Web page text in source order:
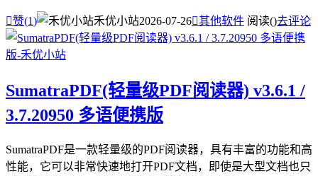
赞(1) 禾优小站2026-07-26其他软件 阅读()去评论
SumatraPDF(轻量级PDF阅读器) v3.6.1 /
3.7.20950 多语便携版
SumatraPDF是一款轻量级的PDF阅读器，具有丰富的功能和高
性能，它可以非常快速地打开PDF文档，即使是大型文档也只